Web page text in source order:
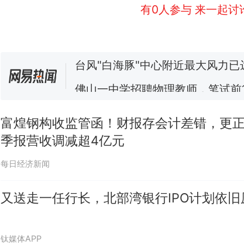
有0人参与 来一起讨
费大厨“全国小炒肉大王”称号
佛山一中学招聘物理教师，笔试
招聘，成立调查组全面核查
搬家报价570元，搬到楼下交
那个在床头放菜刀的女孩，因
富煌钢构收监管函！财报存会计差错，更
季报营收调减超4亿元
每日经济新闻
又送走一任行长，北部湾银行IPO计划依
钛媒体APP